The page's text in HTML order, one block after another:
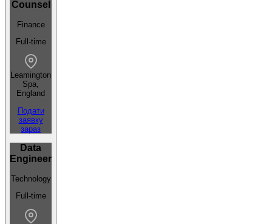
Counsel
Finance
Full-time
Leamington
Spa,
England
Подати
заявку
зараз
Data
Engineer
Technology
Full-time